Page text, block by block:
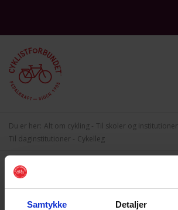
Samtykke Detaljer
Du er her: Alt om cykling
Til skoler og institutioner
Til daginstitutioner
Cykelleg